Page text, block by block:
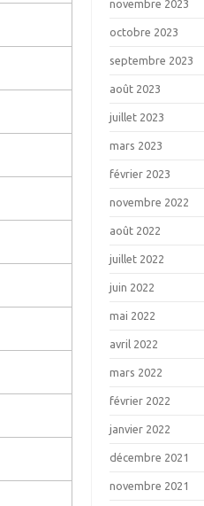
novembre 2023
octobre 2023
septembre 2023
août 2023
juillet 2023
mars 2023
février 2023
novembre 2022
août 2022
juillet 2022
juin 2022
mai 2022
avril 2022
mars 2022
février 2022
janvier 2022
décembre 2021
novembre 2021